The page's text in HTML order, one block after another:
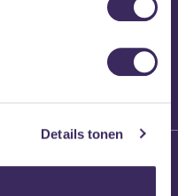
Details tonen
Vanneste
Blog: Ão